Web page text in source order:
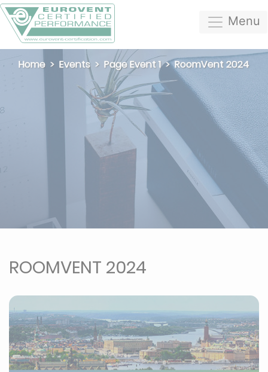
Menu
Home Events Page Event 1 RoomVent 2024
ROOMVENT 2024